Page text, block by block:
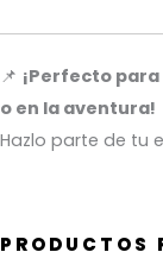
📌 ¡Perfecto
o en la aventura!
Hazlo parte de tu
PRODUCTOS